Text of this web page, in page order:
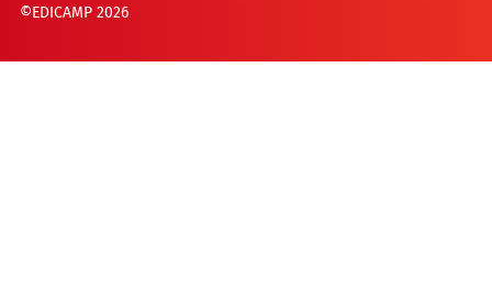
©EDICAMP 2026